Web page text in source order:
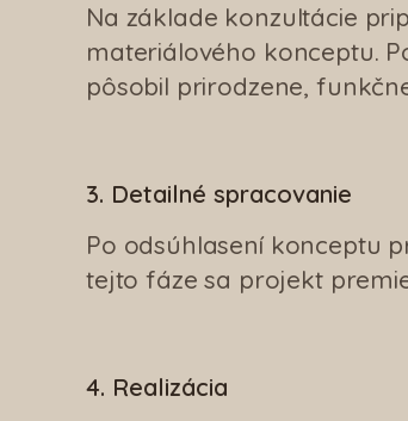
Na základe konzultácie
materiálového konceptu.
pôsobil prirodzene,
3. Detailné spracovanie
Po odsúhlasení konceptu
tejto fáze sa projekt
4. Realizácia